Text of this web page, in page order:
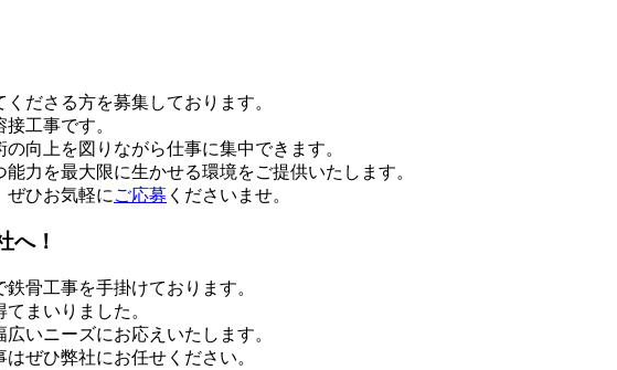
ださる方を募集しております。
工事です。
向上を図りながら仕事に集中できます。
力を最大限に生かせる環境をご提供いたします。
ぜひお気軽に ご応募 くださいませ。
へ！
骨工事を手掛けております。
まいりました。
いニーズにお応えいたします。
ぜひ弊社にお任せください。